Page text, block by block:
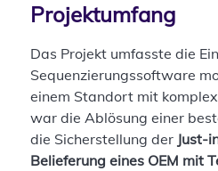
Projektumfang
Das Projekt umfasste die
Sequenzierungssoftware
einem Standort mit
war die Ablösung einer
die Sicherstellung der Just-
Belieferung eines OEM mit